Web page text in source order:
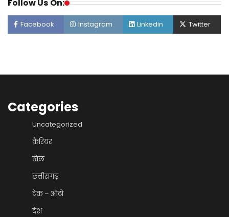
Follow Us On:
Facebook Instagram Linkedin Twitter
Categories
Uncategorized
कैरियर
खेल
छत्तीसगढ़
टेक – ऑटो
देश